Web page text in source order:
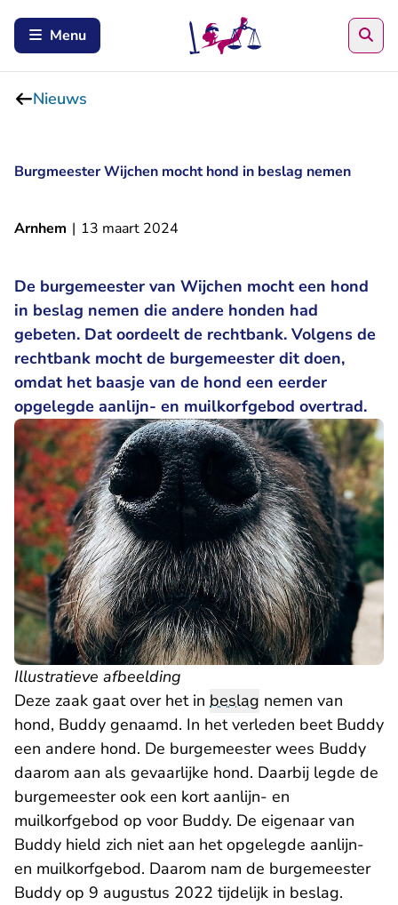
Menu
Nieuws
Burgmeester Wijchen mocht hond in beslag nemen
Arnhem | 13 maart 2024
De burgemeester van Wijchen mocht een hond
in beslag nemen die andere honden had
gebeten. Dat oordeelt de rechtbank. Volgens de
rechtbank mocht de burgemeester dit doen,
omdat het baasje van de hond een eerder
opgelegde aanlijn- en muilkorfgebod overtrad.
Illustratieve afbeelding
Deze zaak gaat over het in beslag nemen van
hond, Buddy genaamd. In het verleden beet Buddy
een andere hond. De burgemeester wees Buddy
daarom aan als gevaarlijke hond. Daarbij legde de
burgemeester ook een kort aanlijn- en
muilkorfgebod op voor Buddy. De eigenaar van
Buddy hield zich niet aan het opgelegde aanlijn-
en muilkorfgebod. Daarom nam de burgemeester
Buddy op 9 augustus 2022 tijdelijk in beslag.